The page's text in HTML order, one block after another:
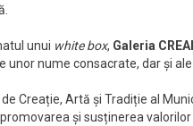
unui white box, Galeria
unor nume consacrate, dar și
Creație, Artă și Tradiție al
și susținerea